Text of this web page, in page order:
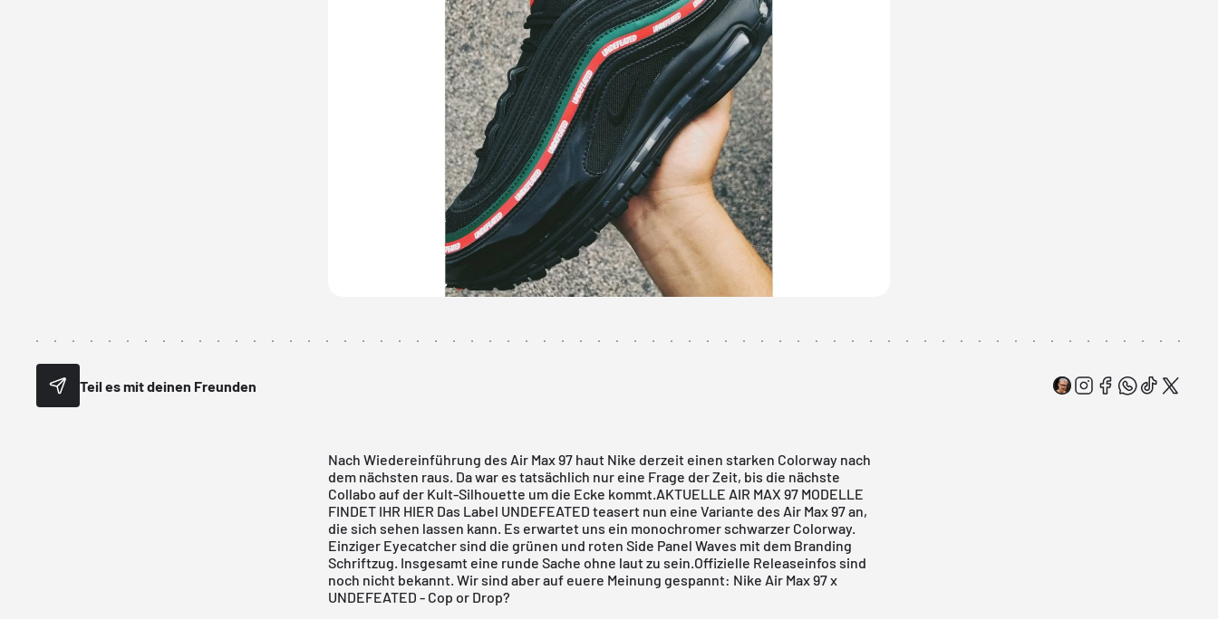
Teil es mit deinen Freunden
Nach Wiedereinführung des Air Max 97 haut Nike derzeit einen starken Colorwaynach
dem nächsten raus. Da war es tatsächlich nur eine Frage der Zeit, bis die nächste
Collabo auf der Kult-Silhouette um die Ecke kommt.AKTUELLE AIR MAX 97 MODELLE
FINDET IHR HIER Das Label UNDEFEATED teasert nun eine Variante des Air Max 97an,
die sich sehen lassen kann. Es erwartet uns ein monochromer schwarzer Colorway.
Einziger Eyecatcher sind die grünen und roten Side Panel Waves mit dem Branding
Schriftzug. Insgesamt eine runde Sache ohne laut zu sein.Offizielle Releaseinfos sind
noch nicht bekannt. Wir sind aber auf euere Meinung gespannt: Nike Air Max 97 x
UNDEFEATED - Cop or Drop?